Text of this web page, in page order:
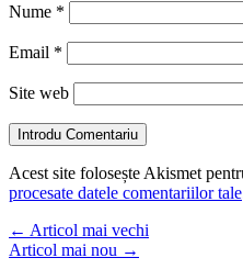
Nume *
Email *
Site web
Introdu Comentariu
Acest site folosește Akismet
procesate datele comentariilor tale
← Articol mai vechi
Articol mai nou →